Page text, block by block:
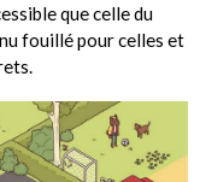
que celle du
fouillé pour celles et